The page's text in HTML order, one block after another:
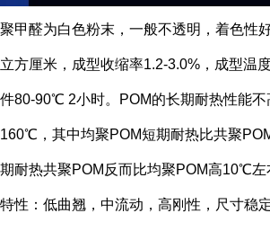
聚甲醛为白色粉末，一般不透明，着色性
立方厘米，成型收缩率1.2-3.0%，成型温
件80-90℃ 2小时。POM的长期耐热性能不
160℃，其中均聚POM短期耐热比共聚
期耐热共聚POM反而比均聚POM高10℃左
特性：低曲翘，中流动，高刚性，尺寸稳